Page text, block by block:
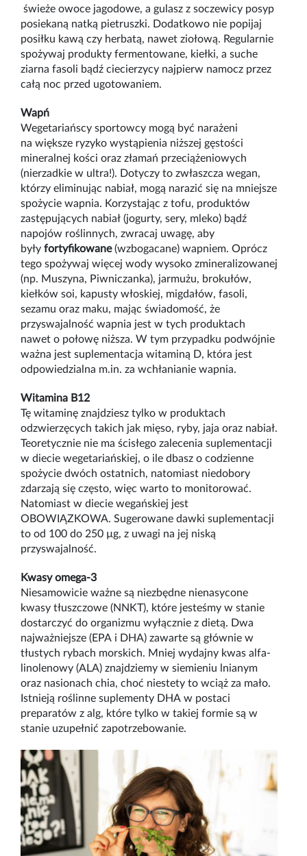
świeże owoce jagodowe, a gulasz z soczewicy posyp
posiekaną natką pietruszki. Dodatkowo nie popijaj
posiłku kawą czy herbatą, nawet ziołową. Regularnie
spożywaj produkty fermentowane, kiełki, a suche
ziarna fasoli bądź ciecierzycy najpierw namocz przez
całą noc przed ugotowaniem.
Wapń
Wegetariańscy sportowcy mogą być narażeni
na większe ryzyko wystąpienia niższej gęstości
mineralnej kości oraz złamań przeciążeniowych
(nierzadkie w ultra!). Dotyczy to zwłaszcza wegan,
którzy eliminując nabiał, mogą narazić się na mniejsze
spożycie wapnia. Korzystając z tofu, produktów
zastępujących nabiał (jogurty, sery, mleko) bądź
napojów roślinnych, zwracaj uwagę, aby
były fortyfikowane(wzbogacane) wapniem. Oprócz
tego spożywaj więcej wody wysoko zmineralizowanej
(np. Muszyna, Piwniczanka), jarmużu, brokułów,
kiełków soi, kapusty włoskiej, migdałów, fasoli,
sezamu oraz maku, mając świadomość, że
przyswajalność wapnia jest w tych produktach
nawet o połowę niższa. W tym przypadku podwójnie
ważna jest suplementacja witaminą D, która jest
odpowiedzialna m.in. za wchłanianie wapnia.
Witamina B12
Tę witaminę znajdziesz tylko w produktach
odzwierzęcych takich jak mięso, ryby, jaja oraz nabiał.
Teoretycznie nie ma ścisłego zalecenia suplementacji
w diecie wegetariańskiej, o ile dbasz o codzienne
spożycie dwóch ostatnich, natomiast niedobory
zdarzają się często, więc warto to monitorować.
Natomiast w diecie wegańskiej jest
OBOWIĄZKOWA. Sugerowane dawki suplementacji
to od 100 do 250 µg, z uwagi na jej niską
przyswajalność.
Kwasy omega-3
Niesamowicie ważne są niezbędne nienasycone
kwasy tłuszczowe (NNKT), które jesteśmy w stanie
dostarczyć do organizmu wyłącznie z dietą. Dwa
najważniejsze (EPA i DHA) zawarte są głównie w
tłustych rybach morskich. Mniej wydajny kwas alfa-
linolenowy (ALA) znajdziemy w siemieniu lnianym
oraz nasionach chia, choć niestety to wciąż za mało.
Istnieją roślinne suplementy DHA w postaci
preparatów z alg, które tylko w takiej formie są w
stanie uzupełnić zapotrzebowanie.